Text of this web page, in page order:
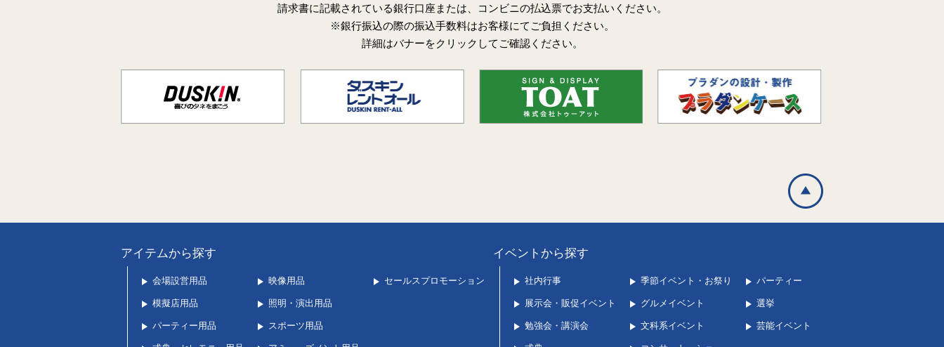
請求書に記載されている銀行口座または、コンビニの払込票でお支払いください。
※銀行振込の際の振込手数料はお客様にてご負担ください。
詳細はバナーをクリックしてご確認ください。
アイテムから探す
会場設営用品
模擬店用品
パーティー用品
映像用品
照明・演出用品
スポーツ用品
セールスプロモーション
イベントから探す
社内行事
展示会・販促イベント
勉強会・講演会
季節イベント・お祭り
グルメイベント
文科系イベント
パーティー
選挙
芸能イベント